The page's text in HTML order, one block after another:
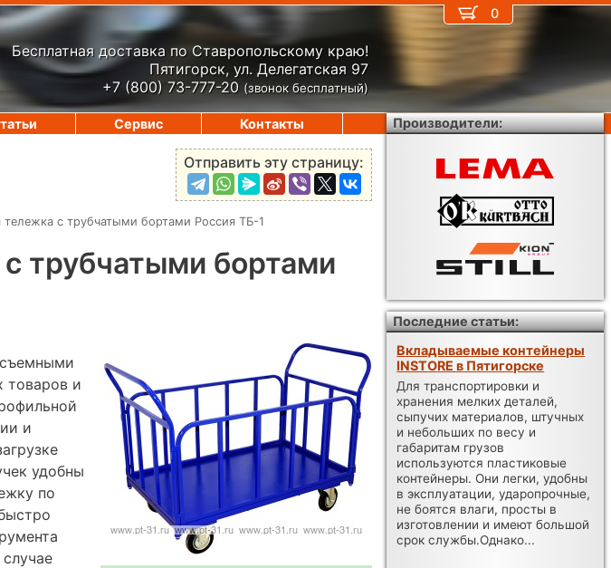
Бесплатная доставка по Ставропольскому краю!
Пятигорск, ул. Делегатская 97
+7 (800) 73-777-20 (звонок бесплатный)
Отправить эту страницу:
тележка с трубчатыми бортами Россия ТБ-1
трубчатыми бортами
товаров и
и
удобны
по
0
Сервис Контакты Производители:
Последние статьи:
Вкладываемые контейнеры
INSTORE в Пятигорске
Для транспортировки и
хранения мелких деталей,
сыпучих материалов, штучных
и небольших по весу и
габаритам грузов
используются пластиковые
контейнеры. Они легки, удобны
в эксплуатации, ударопрочные,
не боятся влаги, просты в
изготовлении и имеют большой
срок службы.Однако...